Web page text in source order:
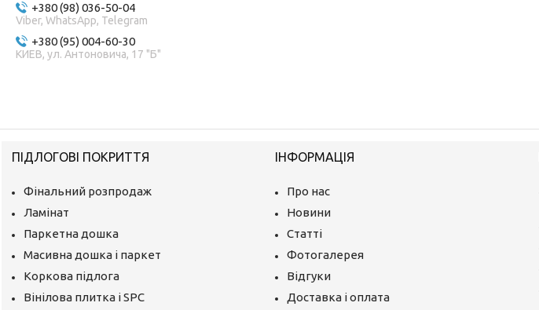
+380 (98) 036-50-04
Viber, WhatsApp, Telegram
+380 (95) 004-60-30
КИЕВ, ул. Антоновича, 17 "Б"
ПІДЛОГОВІ ПОКРИТТЯ
Фінальний розпродаж
Ламінат
Паркетна дошка
Масивна дошка і паркет
Коркова підлога
Вінілова плитка і SPC
ІНФОРМАЦІЯ
Про нас
Новини
Статті
Фотогалерея
Відгуки
Доставка і оплата